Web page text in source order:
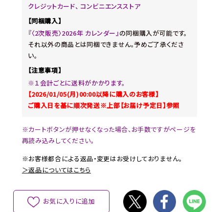
クレジットカード、 コンビニエンスストア
【同梱購入】
『〈2次販売〉2026年 カレンダー』の同梱購入が可能です。
それ以外の商品とは同梱できません。予めご了承くださ
い。
【注意事項】
※１会計ごとに送料がかかります。
【2026/01/05(月)00:00以降に購入のお客様】
ご購入日を基に順次発送※上部【お届け予定日】参照
※カートボタンが押せなくなった場合、お手数ですがページを
再読み込みしてください。
※お客様都合による返品・変更はお受けしておりません。
＞返品についてはこちら
お気に入りに追加